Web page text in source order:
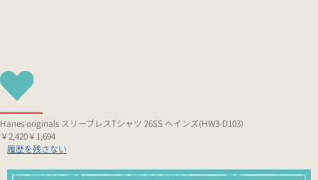
Hanes originals スリーブレスTシャツ 26SS ヘインズ(HW3-D103)
￥2,420￥1,694
履歴を残さない